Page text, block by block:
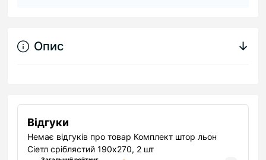
Опис ↓
Відгуки
Немає відгуків про товар Комплект штор льон
Сіетл сріблястий 190х270, 2 шт